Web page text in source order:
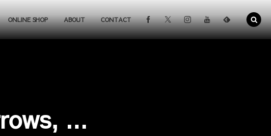
ONLINE SHOP ABOUT CONTACT
...